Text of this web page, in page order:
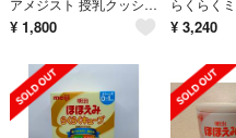
アメジスト 授乳クッション Ｈ型 オフホワイト
¥ 1,800 ¥ 3,240